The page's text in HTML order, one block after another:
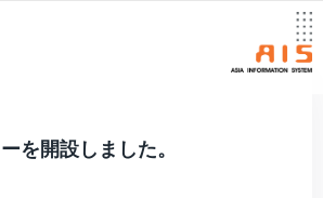
を開設しました。